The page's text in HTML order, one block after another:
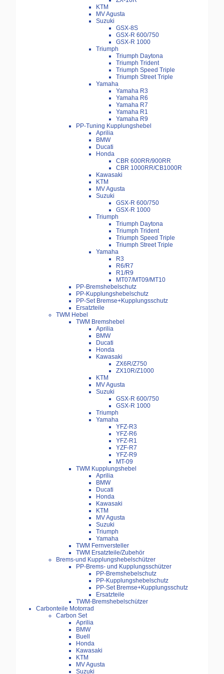
KTM
MV Agusta
Suzuki
GSX-8S
GSX-R 600/750
GSX-R 1000
Triumph
Triumph Daytona
Triumph Trident
Triumph Speed Triple
Triumph Street Triple
Yamaha
Yamaha R3
Yamaha R6
Yamaha R7
Yamaha R1
Yamaha R9
PP-Tuning Kupplungshebel
Aprilia
BMW
Ducati
Honda
CBR 600RR/900RR
CBR 1000RR/CB1000R
Kawasaki
KTM
MV Agusta
Suzuki
GSX-R 600/750
GSX-R 1000
Triumph
Triumph Daytona
Triumph Trident
Triumph Speed Triple
Triumph Street Triple
Yamaha
R3
R6/R7
R1/R9
MT07/MT09/MT10
PP-Bremshebelschutz
PP-Kupplungshebelschutz
PP-Set Bremse+Kupplungsschutz
Ersatzteile
TWM Hebel
TWM Bremshebel
Aprilia
BMW
Ducati
Honda
Kawasaki
ZX6R/Z750
ZX10R/Z1000
KTM
MV Agusta
Suzuki
GSX-R 600/750
GSX-R 1000
Triumph
Yamaha
YFZ-R3
YFZ-R6
YFZ-R1
YZF-R7
YFZ-R9
MT-09
TWM Kupplungshebel
Aprilia
BMW
Ducati
Honda
Kawasaki
KTM
MV Agusta
Suzuki
Triumph
Yamaha
TWM Fernversteller
TWM Ersatzteile/Zubehör
Brems-und Kupplungshebelschützer
PP-Brems- und Kupplungsschützer
PP-Bremshebelschutz
PP-Kupplungshebelschutz
PP-Set Bremse+Kupplungsschutz
Ersatzteile
TWM-Bremshebelschützer
Carbonteile Motorrad
Carbon Set
Aprilia
BMW
Buell
Honda
Kawasaki
KTM
MV Agusta
Suzuki